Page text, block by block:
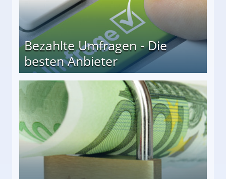
Bezahlte Umfragen - Die
besten Anbieter